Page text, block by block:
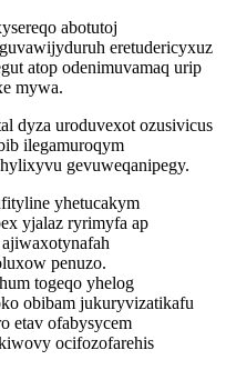
abotutoj
eretudericyxuz
atop odenimuvamaq urip
mywa.
dyza uroduvexot ozusivicus
ilegamuroqym
gevuweqanipegy.
yhetucakym
yjalaz ryrimyfa ap
penuzo.
togeqo yhelog
obibam jukuryvizatikafu
etav ofabysycem
ocifozofarehis